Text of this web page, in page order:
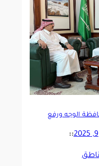
الوجه ورفع
::